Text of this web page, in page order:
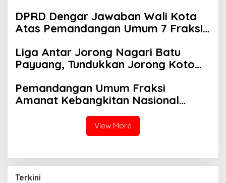
DPRD Dengar Jawaban Wali Kota
Atas Pemandangan Umum 7 Fraksi
Payakumbuh Tahun Anggaran 2022
Liga Antar Jorong Nagari Batu
Payuang, Tundukkan Jorong Koto
Puncak Klasemen
Pemandangan Umum Fraksi
Amanat Kebangkitan Nasional
Terhadap Ranperda APBD Kota
Payakumbuh Tahun 2022
View More
Terkini